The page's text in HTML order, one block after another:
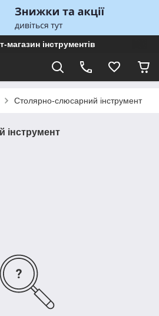
магазин інструментів
Столярно-слюсарний інструмент
інструмент